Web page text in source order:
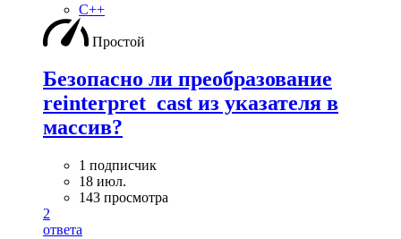
C++
Простой
Безопасно ли преобразование
reinterpret_cast из указателя в
массив?
1 подписчик
18 июл.
143 просмотра
2
ответа